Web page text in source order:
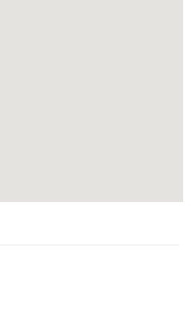
un mélange d’estime et